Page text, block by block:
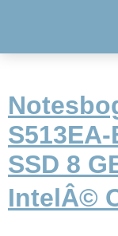
SSD 8
IntelÂ©